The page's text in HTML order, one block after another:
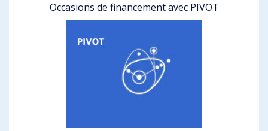
Occasions de financement avec PIVOT